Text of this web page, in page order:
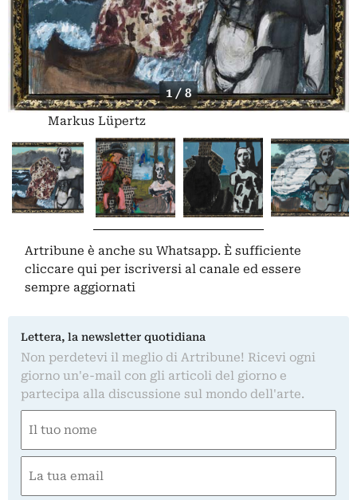
1 / 8
Markus Lüpertz
Artribune è anche su Whatsapp. È sufficiente
cliccare qui per iscriversi al canale ed essere
sempre aggiornati
Lettera, la newsletter quotidiana
Non perdetevi il meglio di Artribune! Ricevi ogni
giorno un'e-mail con gli articoli del giorno e
partecipa alla discussione sul mondo dell'arte.
(Obbligatorio)
Nome
(Obbligatorio)